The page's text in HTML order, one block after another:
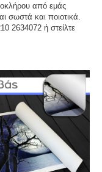
από εμάς
σωστά και ποιοτικά.
2634072 ή στείλτε